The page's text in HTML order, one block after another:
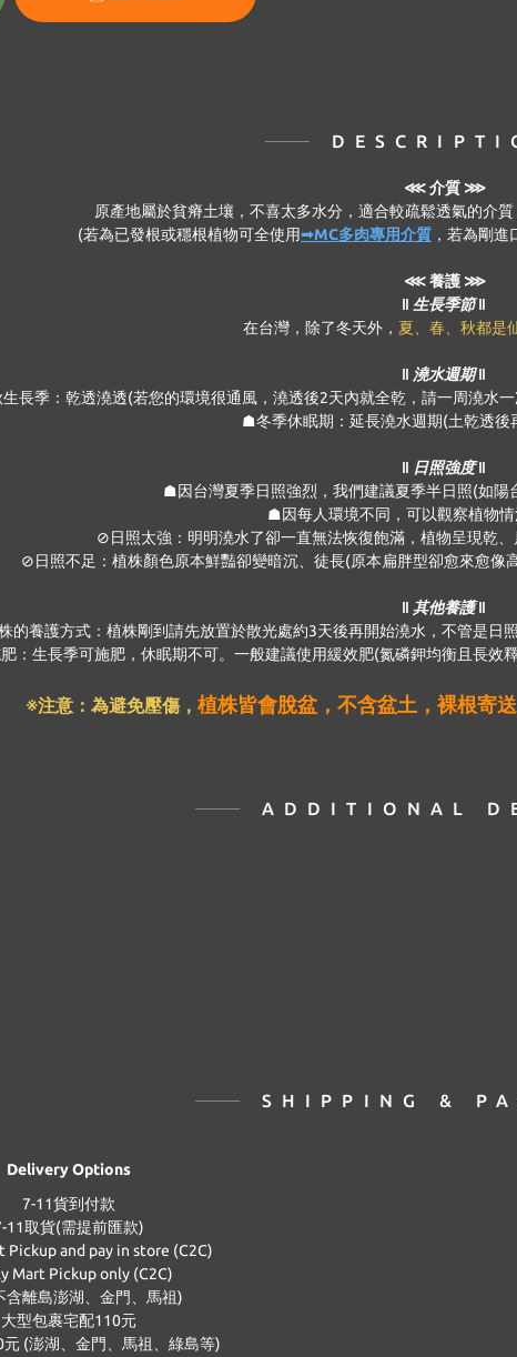
⋘介質 ⋙
原產地屬於貧瘠土壤，不喜太多水分，適合較疏鬆透氣的介質
(若為已發根或穩根植物可全使用➟MC多肉專用介質 ，若為剛
⋘ 養護 ⋙
‖ 生長季節 ‖
在台灣，除了冬天外， 夏、春、秋都是
‖ 澆水週期 ‖
長季：乾透澆透(若您的環境很通風，澆透後2天內就全乾，請一周澆水
☗冬季休眠期：延長澆水週期(土乾透後
‖ 日照強度 ‖
☗因台灣夏季日照強烈，我們建議夏季半日照(如陽
☗因每人環境不同，可以觀察植物
⊘日照太強：明明澆水了卻一直無法恢復飽滿，植物呈現乾
⊘日照不足：植株顏色原本鮮豔卻變暗沉、徒長(原本扁胖型卻愈來愈像
‖ 其他養護 ‖
的養護方式：植株剛到請先放置於散光處約3天後再開始澆水，不管是日
：生長季可施肥，休眠期不可。一般建議使用緩效肥(氮磷鉀均衡且長效
※注意：為避免壓傷 ， 植株皆會脫盆，不含盆土，裸根寄送
ADDITIONAL
SHIPPING &
Delivery Options
7-11貨到付款
11取貨(需提前匯款)
Pickup and pay in store (C2C)
Mart Pickup only (C2C)
含離島澎湖、金門、馬祖)
大型包裹宅配110元
(澎湖、金門、馬祖、綠島等)